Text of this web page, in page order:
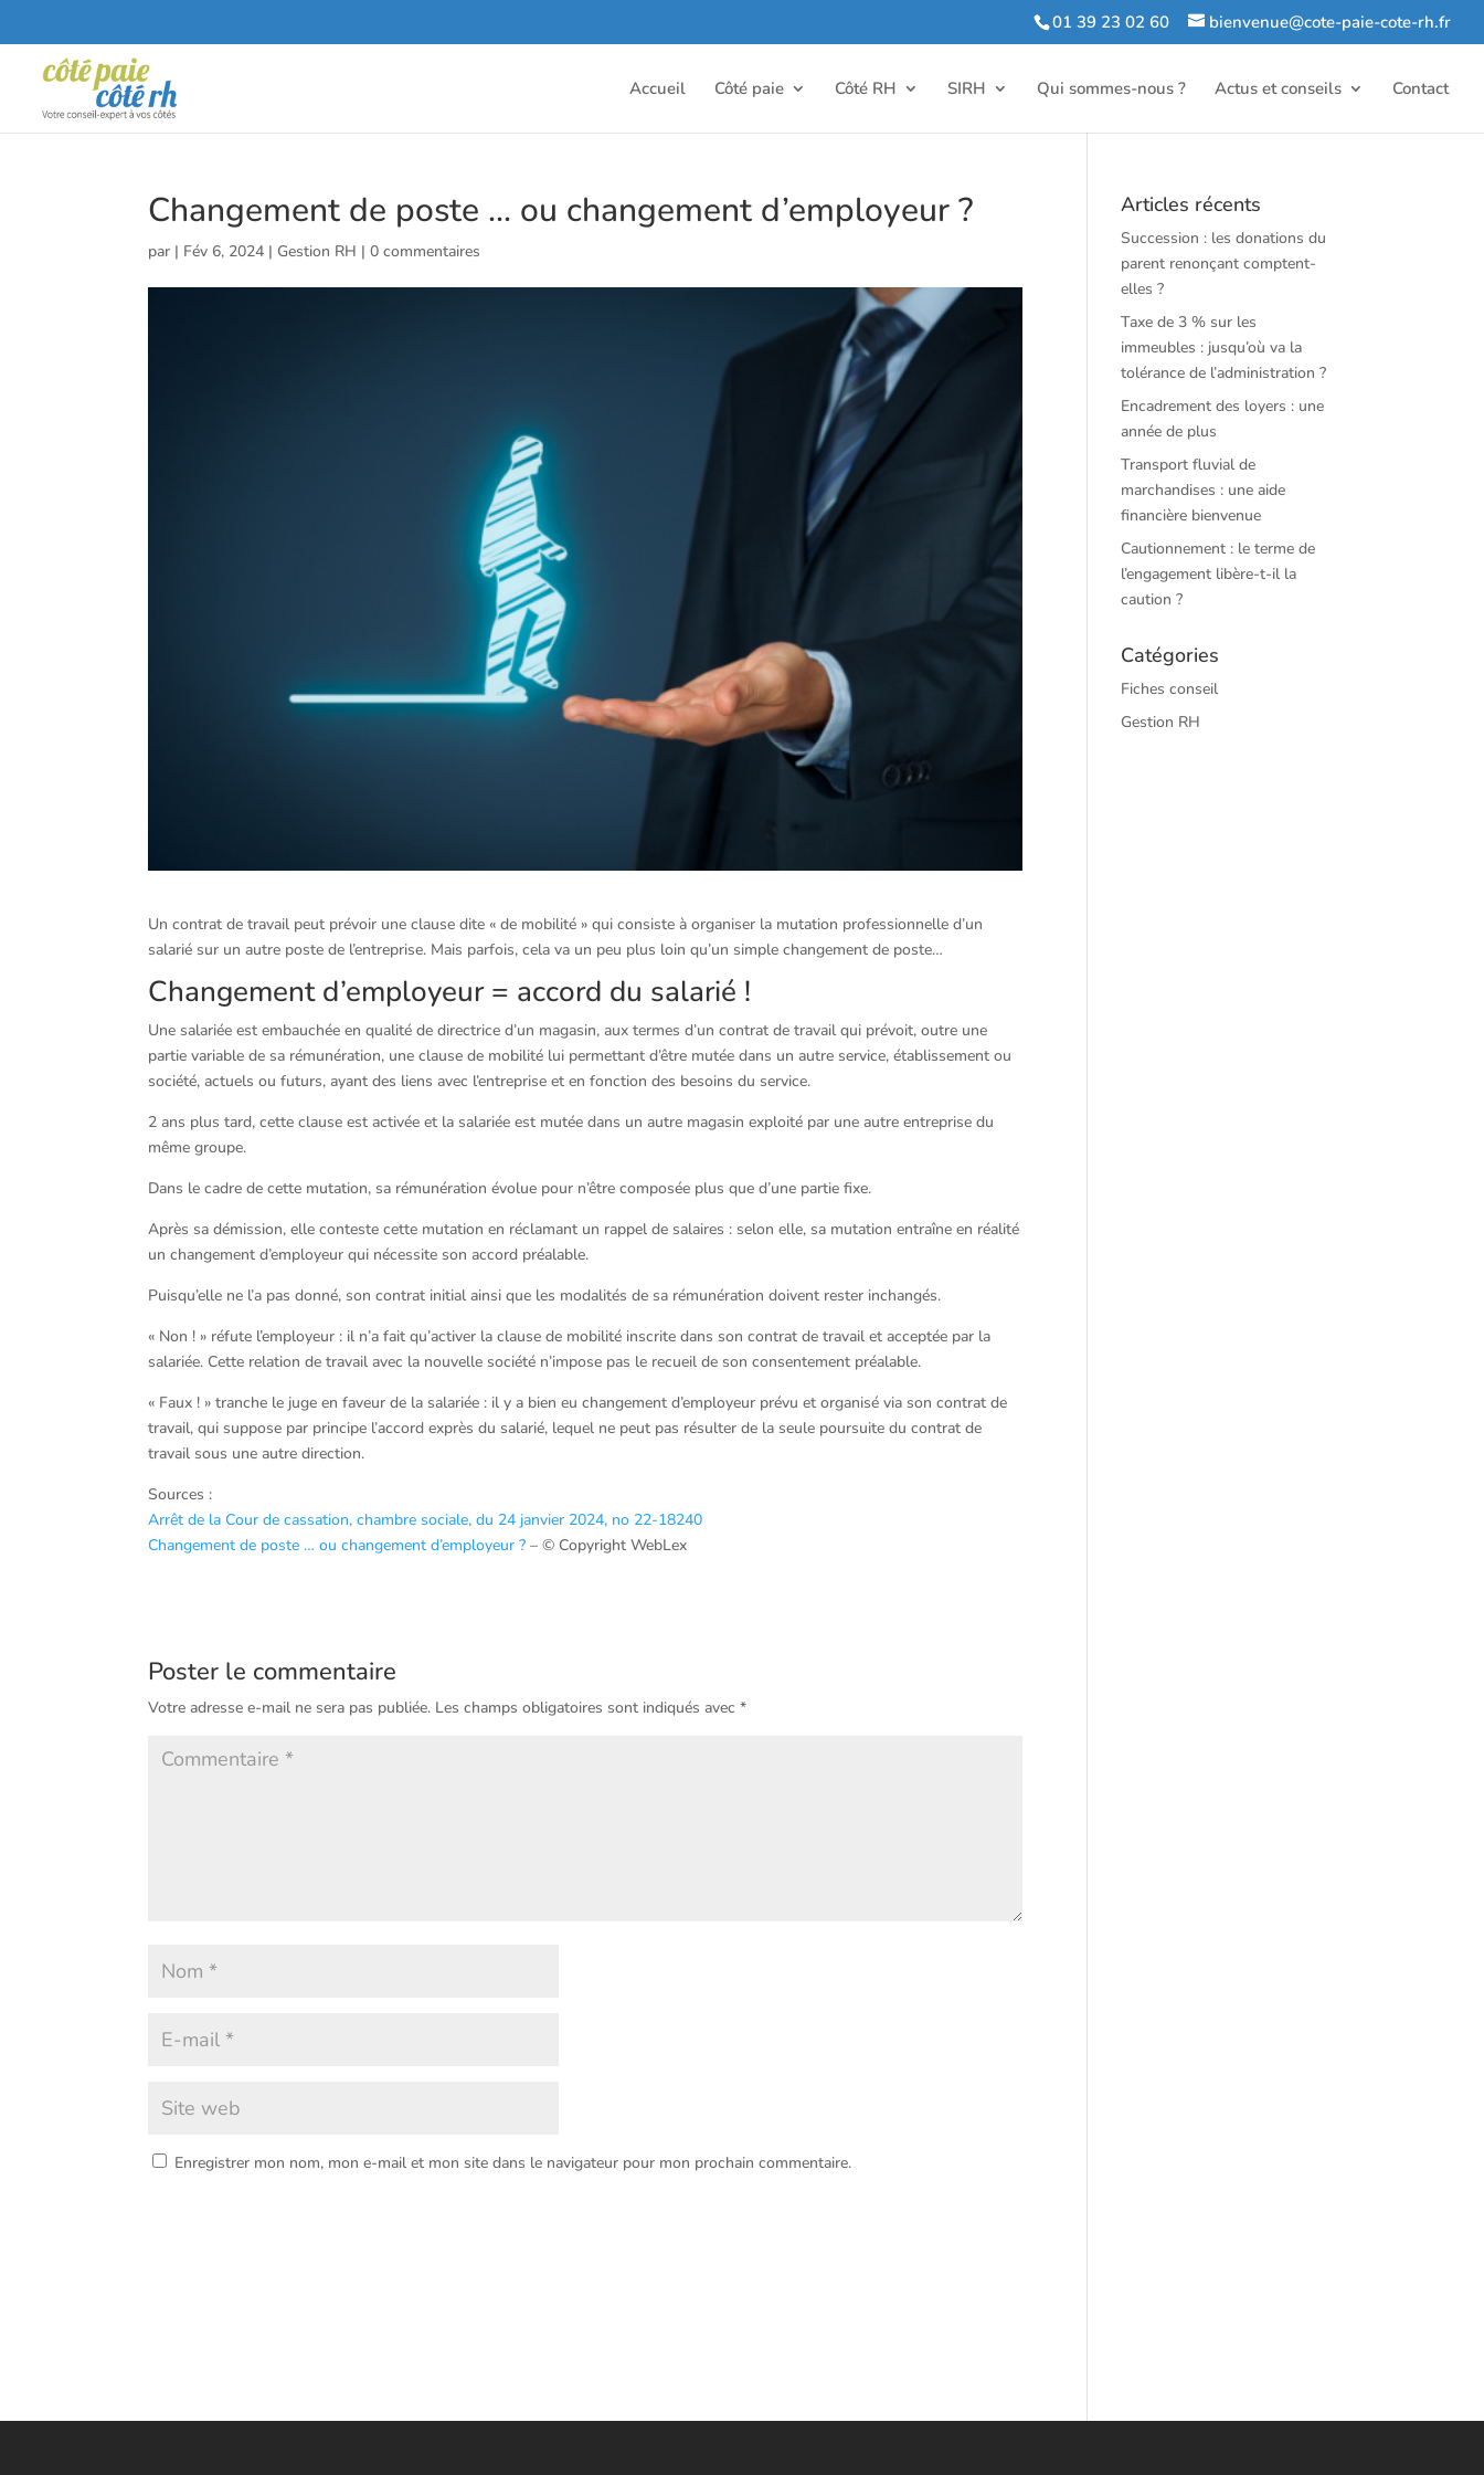
01 39 23 02 60 bienvenue@cote-paie-cote-rh.fr
Accueil Côté paie Côté RH SIRH Qui sommes-nous ? Actus et conseils Contact
Changement de poste … ou changement d’employeur ?
par | Fév 6, 2024 | Gestion RH |0 commentaires
Un contrat de travail peut prévoir une clause dite « de mobilité » qui consiste à organiser la mutation professionnelle d’un
salarié sur un autre poste de l’entreprise. Mais parfois, cela va un peu plus loin qu’un simple changement de poste…
Changement d’employeur = accord du salarié !
Une salariée est embauchée en qualité de directrice d’un magasin, aux termes d’un contrat de travail qui prévoit, outre une
partie variable de sa rémunération, une clause de mobilité lui permettant d’être mutée dans un autre service, établissement ou
société, actuels ou futurs, ayant des liens avec l’entreprise et en fonction des besoins du service.
2 ans plus tard, cette clause est activée et la salariée est mutée dans un autre magasin exploité par une autre entreprise du
même groupe.
Dans le cadre de cette mutation, sa rémunération évolue pour n’être composée plus que d’une partie fixe.
Après sa démission, elle conteste cette mutation en réclamant un rappel de salaires : selon elle, sa mutation entraîne en réalité
un changement d’employeur qui nécessite son accord préalable.
Puisqu’elle ne l’a pas donné, son contrat initial ainsi que les modalités de sa rémunération doivent rester inchangés.
« Non ! » réfute l’employeur : il n’a fait qu’activer la clause de mobilité inscrite dans son contrat de travail et acceptée par la
salariée. Cette relation de travail avec la nouvelle société n’impose pas le recueil de son consentement préalable.
« Faux ! » tranche le juge en faveur de la salariée : il y a bien eu changement d’employeur prévu et organisé via son contrat de
travail, qui suppose par principe l’accord exprès du salarié, lequel ne peut pas résulter de la seule poursuite du contrat de
travail sous une autre direction.
Sources :
Arrêt de la Cour de cassation, chambre sociale, du 24 janvier 2024, no 22-18240
Changement de poste … ou changement d’employeur ? – © Copyright WebLex
Poster le commentaire
Votre adresse e-mail ne sera pas publiée. Les champs obligatoires sont indiqués avec*
Enregistrer mon nom, mon e-mail et mon site dans le navigateur pour mon prochain commentaire.
Articles récents
Succession : les donations du
parent renonçant comptent-
elles ?
Taxe de 3 % sur les
immeubles : jusqu’où va la
tolérance de l’administration ?
Encadrement des loyers : une
année de plus
Transport fluvial de
marchandises : une aide
financière bienvenue
Cautionnement : le terme de
l’engagement libère-t-il la
caution ?
Catégories
Fiches conseil
Gestion RH